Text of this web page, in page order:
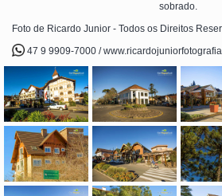
sobrado.
Foto de Ricardo Junior - Todos os Direitos
47 9 9909-7000 /